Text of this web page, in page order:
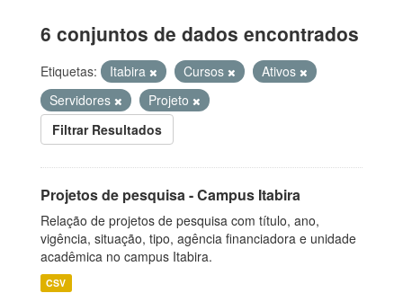
6 conjuntos de dados encontrados
Etiquetas: Itabira Cursos
Ativos
Servidores
Projeto
Filtrar Resultados
Projetos de pesquisa - Campus Itabira
Relação de projetos de pesquisa com título, ano,
vigência, situação, tipo, agência financiadora e unidade
acadêmica no campus Itabira.
CSV